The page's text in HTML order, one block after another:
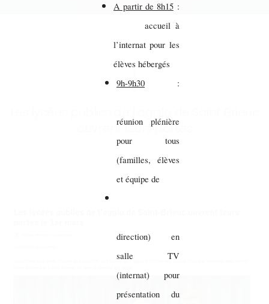
A partir de 8h15:
accueil à
l’internat pour les
élèves hébergés
9h-9h30 :
réunion plénière
pour tous
(familles, élèves
et équipe de
direction) en
salle TV
(internat) pour
présentation du
ouvrent leurs portes